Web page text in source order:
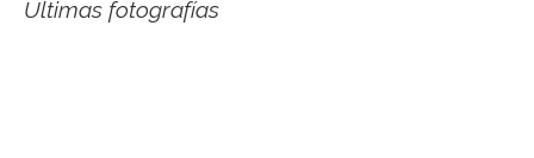
Últimas fotografías